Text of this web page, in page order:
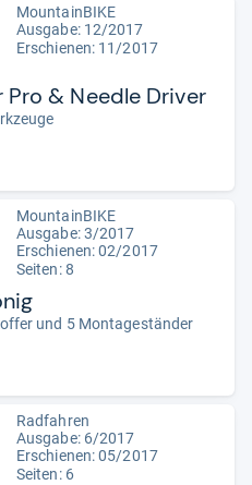
MountainBIKE
Ausgabe: 12/2017
Erschienen: 11/2017
& Needle Driver
MountainBIKE
Ausgabe: 3/2017
Erschienen: 02/2017
Seiten: 8
und 5 Montageständer
Radfahren
Ausgabe: 6/2017
Erschienen: 05/2017
Seiten: 6